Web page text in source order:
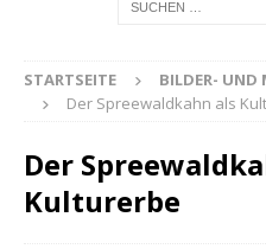
STARTSEITE
BILDER- UND
Der Spreewaldkahn als
Der
Kulturerbe